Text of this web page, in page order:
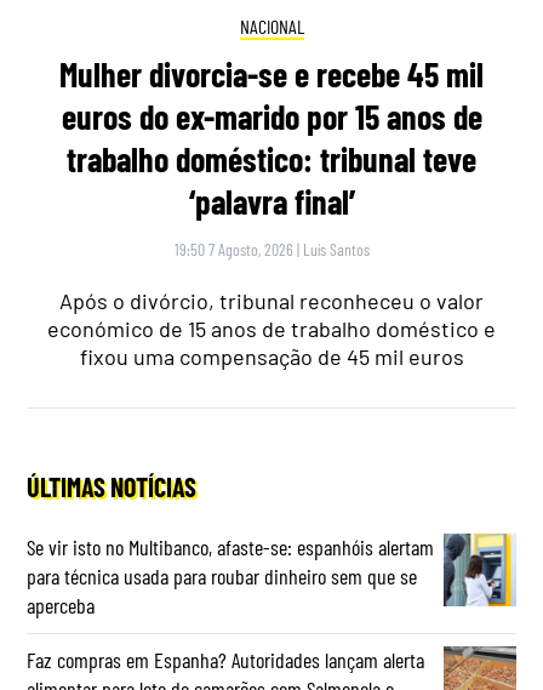
NACIONAL
Mulher divorcia-se e recebe 45 mil
euros do ex-marido por 15 anos de
trabalho doméstico: tribunal teve
‘palavra final’
19:50 7 Agosto, 2026 | Luís Santos
Após o divórcio, tribunal reconheceu o valor
económico de 15 anos de trabalho doméstico e
fixou uma compensação de 45 mil euros
ÚLTIMAS NOTÍCIAS
Se vir isto no Multibanco, afaste-se: espanhóis alertam
para técnica usada para roubar dinheiro sem que se
aperceba
Faz compras em Espanha? Autoridades lançam alerta